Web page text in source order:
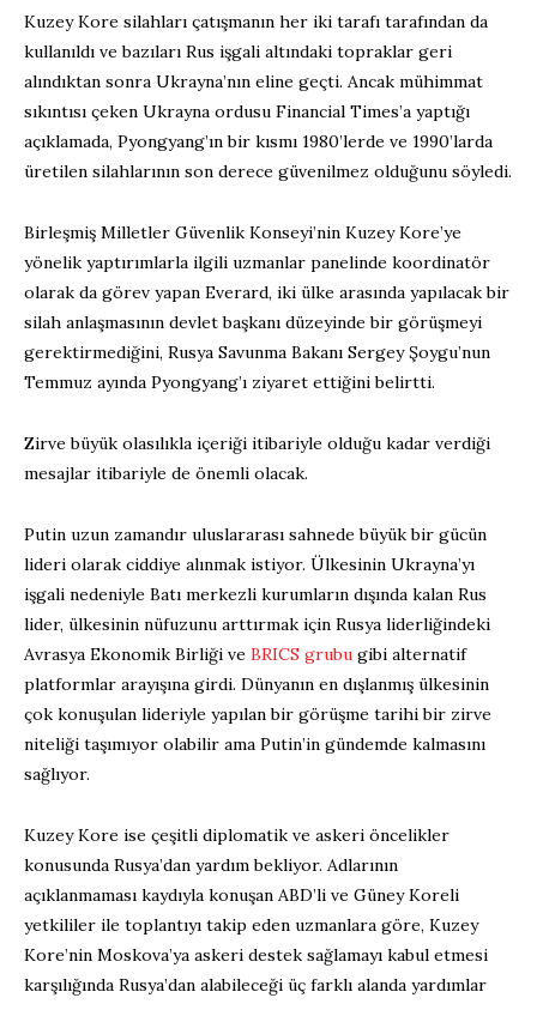
Kuzey Kore silahları çatışmanın her iki tarafı tarafından da
kullanıldı ve bazıları Rus işgali altındaki topraklar geri
alındıktan sonra Ukrayna’nın eline geçti. Ancak mühimmat
sıkıntısı çeken Ukrayna ordusu Financial Times’a yaptığı
açıklamada, Pyongyang’ın bir kısmı 1980’lerde ve 1990’larda
üretilen silahlarının son derece güvenilmez olduğunu söyledi.
Birleşmiş Milletler Güvenlik Konseyi’nin Kuzey Kore’ye
yönelik yaptırımlarla ilgili uzmanlar panelinde koordinatör
olarak da görev yapan Everard, iki ülke arasında yapılacak bir
silah anlaşmasının devlet başkanı düzeyinde bir görüşmeyi
gerektirmediğini, Rusya Savunma Bakanı Sergey Şoygu’nun
Temmuz ayında Pyongyang’ı ziyaret ettiğini belirtti.
Zirve büyük olasılıkla içeriği itibariyle olduğu kadar verdiği
mesajlar itibariyle de önemli olacak.
Putin uzun zamandır uluslararası sahnede büyük bir gücün
lideri olarak ciddiye alınmak istiyor. Ülkesinin Ukrayna’yı
işgali nedeniyle Batı merkezli kurumların dışında kalan Rus
lider, ülkesinin nüfuzunu arttırmak için Rusya liderliğindeki
Avrasya Ekonomik Birliği ve BRICS grubu gibi alternatif
platformlar arayışına girdi. Dünyanın en dışlanmış ülkesinin
çok konuşulan lideriyle yapılan bir görüşme tarihi bir zirve
niteliği taşımıyor olabilir ama Putin’in gündemde kalmasını
sağlıyor.
Kuzey Kore ise çeşitli diplomatik ve askeri öncelikler
konusunda Rusya’dan yardım bekliyor. Adlarının
açıklanmaması kaydıyla konuşan ABD’li ve Güney Koreli
yetkililer ile toplantıyı takip eden uzmanlara göre, Kuzey
Kore’nin Moskova’ya askeri destek sağlamayı kabul etmesi
karşılığında Rusya’dan alabileceği üç farklı alanda yardımlar